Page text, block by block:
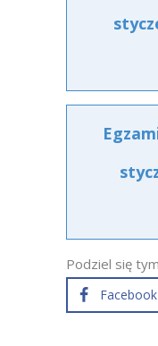
Podziel się
Facebook